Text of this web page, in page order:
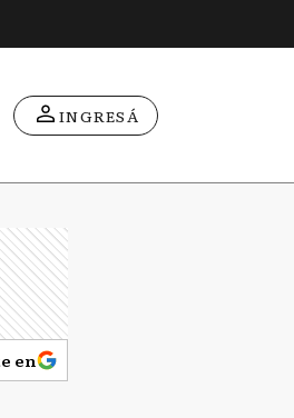
INGRESÁ
en